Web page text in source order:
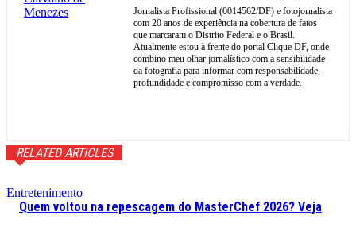
Jornalista Profissional (0014562/DF) e fotojornalista
com 20 anos de experiência na cobertura de fatos
que marcaram o Distrito Federal e o Brasil.
Atualmente estou à frente do portal Clique DF, onde
combino meu olhar jornalístico com a sensibilidade
da fotografia para informar com responsabilidade,
profundidade e compromisso com a verdade.
RELATED ARTICLES
Entretenimento
Quem voltou na repescagem do MasterChef 2026? Veja